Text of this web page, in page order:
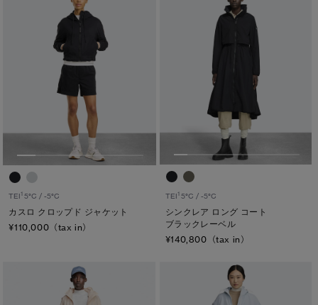
TEI1 5°C / -5°C
カスロ クロップド ジャケット
¥110,000（tax in）
TEI15°C / -5°C
シンクレア ロング コート
ブラックレーベル
¥140,800（tax in）